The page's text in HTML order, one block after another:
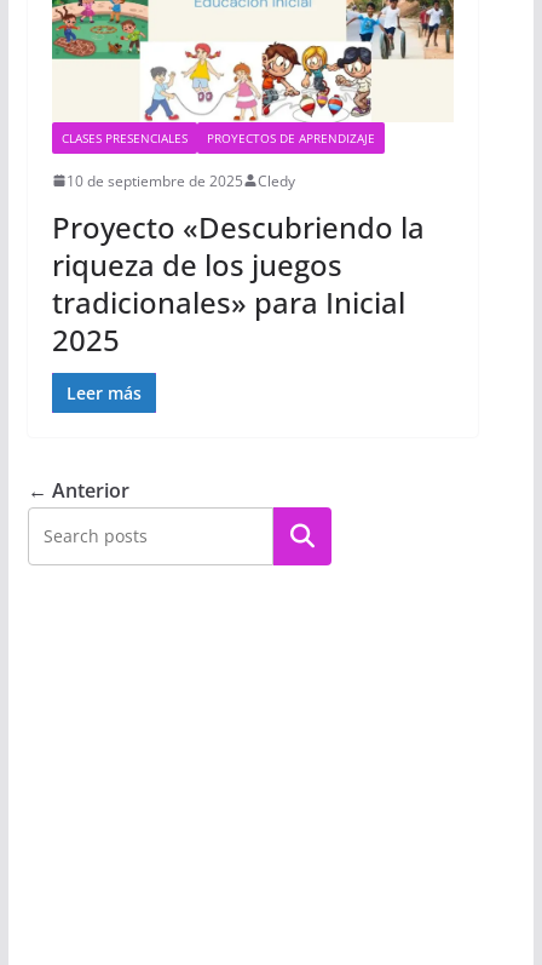
CLASES PRESENCIALES PROYECTOS DE APRENDIZAJE
10 de septiembre de 2025 Cledy
Proyecto «Descubriendo la
riqueza de los juegos
tradicionales» para Inicial
2025
Leer más
← Anterior
Buscar